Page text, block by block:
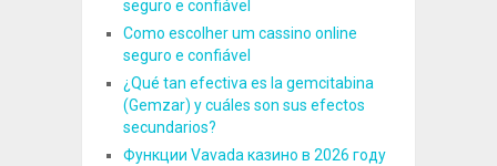
seguro e confiável
Como escolher um cassino online
seguro e confiável
¿Qué tan efectiva es la gemcitabina
(Gemzar) y cuáles son sus efectos
secundarios?
Функции Vavada казино в 2026 году